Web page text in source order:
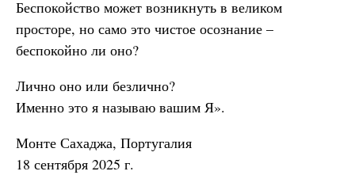
Беспокойство может возникнуть в великом
просторе, но само это чистое осознание –
беспокойно ли оно?
Лично оно или безлично?
Именно это я называю вашим Я».
Монте Сахаджа, Португалия
18 сентября 2025 г.